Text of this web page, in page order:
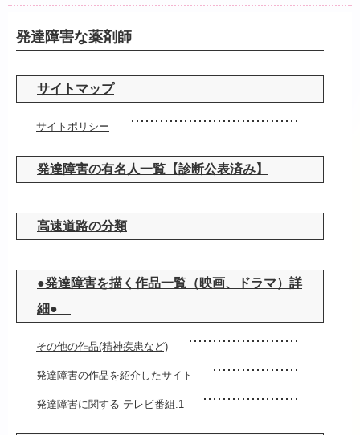
発達障害な薬剤師
サイトマップ
サイトポリシー
発達障害の有名人一覧【診断公表済み】
高速道路の分類
●発達障害を描く作品一覧（映画、ドラマ）詳
細●
その他の作品(精神疾患など)
発達障害の作品を紹介したサイト
発達障害に関する テレビ番組.1